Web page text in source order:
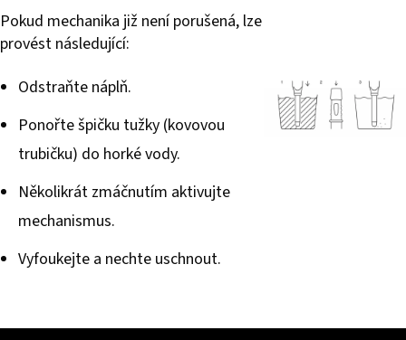
Pokud mechanika již není porušená, lze
provést následující:
Odstraňte náplň.
Ponořte špičku tužky (kovovou
trubičku) do horké vody.
Několikrát zmáčnutím aktivujte
mechanismus.
Vyfoukejte a nechte uschnout.